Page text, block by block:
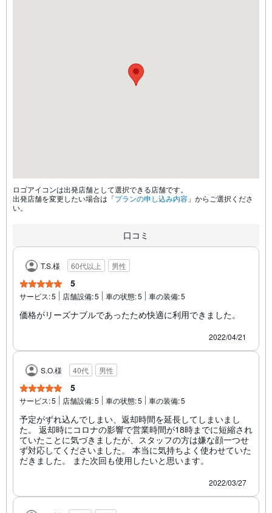
ロゴアイコンは出発店舗として選択できる店舗です。
出発店舗を変更したい場合は「プランの申し込み内容 」からご選択くださ
い。
口コミ
T.S.様 60代以上 男性
5
サービス:5 店舗設備:5 車の状態:5 車の装備:5
価格がリーズナブルであったため快適に利用できました。
2022/04/21
S.O.様 40代 男性
5
サービス:5 店舗設備:5 車の状態:5 車の装備:5
予定がずれ込んでしまい、返却時間を延長してしまいまし
た。 返却時にコロナの影響で営業時間が18時までに短縮され
ていたことに気づきましたが、スタッフの方は嫌な顔一つせ
ず対応してくださいました。 本当に気持ちよく使わせていた
だきました。 また次回も使用したいと思います。
2022/03/27